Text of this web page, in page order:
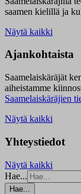
saamen kielillä ja
Näytä kaikki
Ajankohtaista
Saamelaiskäräjät
aiheistamme
Saamelaiskäräjien
Näytä kaikki
Yhteystiedot
Näytä kaikki
Hae...
Hae...